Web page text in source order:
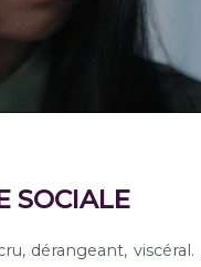
SOCIALE
dérangeant,